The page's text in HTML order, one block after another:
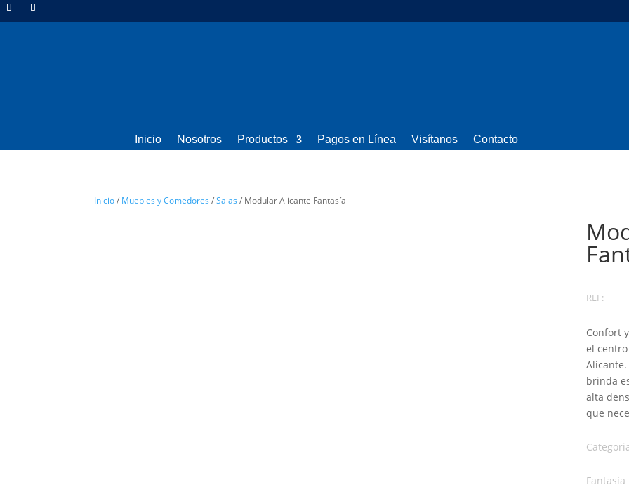
Inicio Nosotros Productos Pagos en Línea Visítanos Contacto
Inicio/ Muebles y Comedores /Salas / Modular Alicante Fantasía
REF:
Confort
el
brinda
alta
que
Fantasía